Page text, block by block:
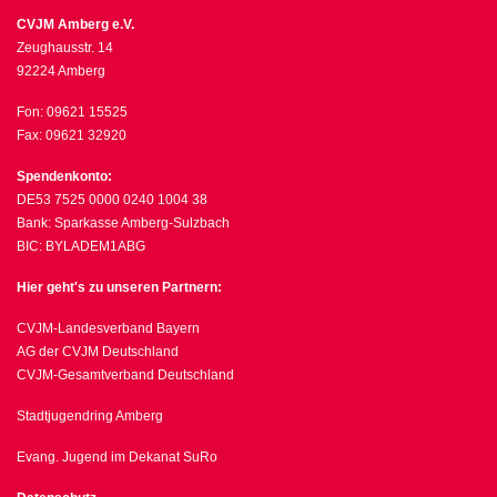
CVJM Amberg e.V.
Zeughausstr. 14
92224 Amberg
Fon: 09621 15525
Fax: 09621 32920
Spendenkonto:
DE53 7525 0000 0240 1004 38
Bank: Sparkasse Amberg-Sulzbach
BIC: BYLADEM1ABG
Hier geht's zu unseren Partnern:
CVJM-Landesverband Bayern
AG der CVJM Deutschland
CVJM-Gesamtverband Deutschland
Stadtjugendring Amberg
Evang. Jugend im Dekanat SuRo